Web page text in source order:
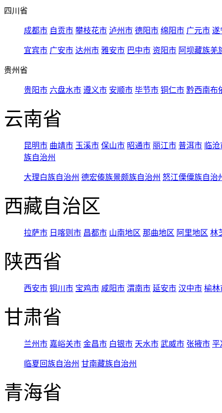
四川省
成都市 自贡市 攀枝花市 泸州市 德阳市 绵阳市 广元市 遂
宜宾市 广安市 达州市 雅安市 巴中市 资阳市 阿坝藏族羌
贵州省
贵阳市 六盘水市 遵义市 安顺市 毕节市 铜仁市 黔西南布
云南省
昆明市 曲靖市 玉溪市 保山市 昭通市 丽江市 普洱市 临
族自治州
大理白族自治州 德宏傣族景颇族自治州 怒江傈僳族自治
西藏自治区
拉萨市 日喀则市 昌都市 山南地区 那曲地区 阿里地区 林
陕西省
西安市 铜川市 宝鸡市 咸阳市 渭南市 延安市 汉中市 榆林
甘肃省
兰州市 嘉峪关市 金昌市 白银市 天水市 武威市 张掖市 平
临夏回族自治州 甘南藏族自治州
青海省